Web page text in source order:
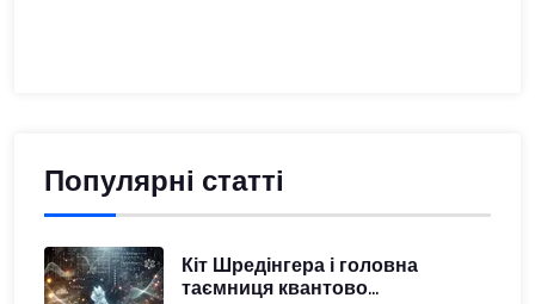
Популярні статті
Кіт Шредінгера і головна
таємниця квантово...